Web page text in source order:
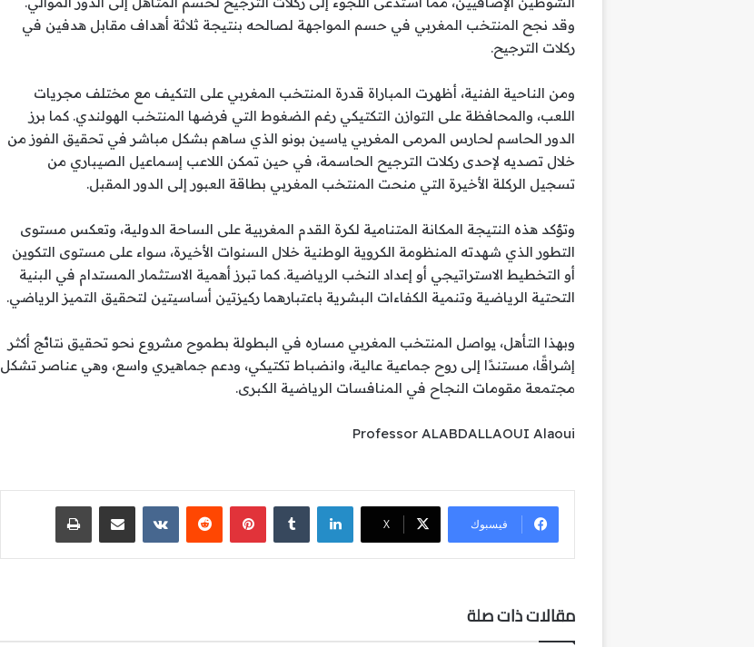
وقد نجح المنتخب المغربي في حسم المواجهة لصالحه بنتيجة ثلاثة أهداف مقابل هدفين في
ركلات الترجيح.
ومن الناحية الفنية، أظهرت المباراة قدرة المنتخب المغربي على التكيف مع مختلف مجريات
اللعب، والمحافظة على التوازن التكتيكي رغم الضغوط التي فرضها المنتخب الهولندي. كما برز
الدور الحاسم لحارس المرمى المغربي ياسين بونو الذي ساهم بشكل مباشر في تحقيق الفوز من
خلال تصديه لإحدى ركلات الترجيح الحاسمة، في حين تمكن اللاعب إسماعيل الصيباري من
تسجيل الركلة الأخيرة التي منحت المنتخب المغربي بطاقة العبور إلى الدور المقبل.
وتؤكد هذه النتيجة المكانة المتنامية لكرة القدم المغربية على الساحة الدولية، وتعكس مستوى
التطور الذي شهدته المنظومة الكروية الوطنية خلال السنوات الأخيرة، سواء على مستوى التكوين
أو التخطيط الاستراتيجي أو إعداد النخب الرياضية. كما تبرز أهمية الاستثمار المستدام في البنية
التحتية الرياضية وتنمية الكفاءات البشرية باعتبارهما ركيزتين أساسيتين لتحقيق التميز الرياضي.
وبهذا التأهل، يواصل المنتخب المغربي مساره في البطولة بطموح مشروع نحو تحقيق نتائج أكثر
إشراقًا، مستندًا إلى روح جماعية عالية، وانضباط تكتيكي، ودعم جماهيري واسع، وهي عناصر تشكل
مجتمعة مقومات النجاح في المنافسات الرياضية الكبرى.
Professor ALABDALLAOUI Alaoui
فيسبوك ‫X
لينكدإن بينتيريست
مقالات ذات صلة